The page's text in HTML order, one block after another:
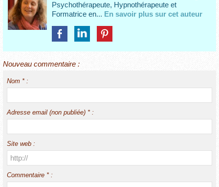
Psychothérapeute, Hypnothérapeute et
Formatrice en... En savoir plus sur cet auteur
Nouveau commentaire :
Nom * :
Adresse email (non publiée) * :
Site web :
Commentaire * :